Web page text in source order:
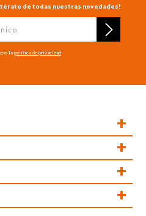
de todas nuestras novedades!
lapolítica de privacidad
+
+
+
+